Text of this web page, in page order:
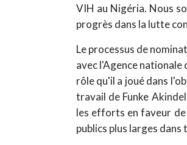
VIH au Nigéria. Nous
progrès dans la lutte
Le processus de
avec l'Agence
rôle qu'il a joué dans
travail de Funke
les efforts en faveur
publics plus larges dans